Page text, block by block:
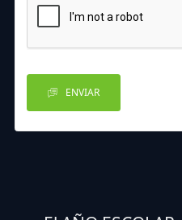
ENVIAR